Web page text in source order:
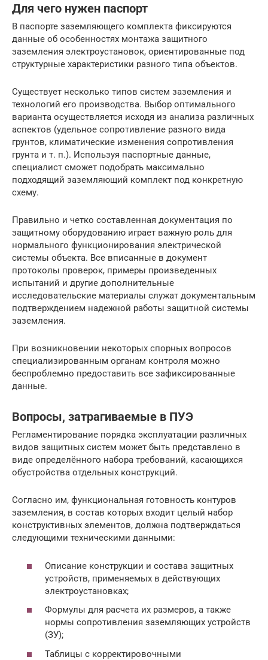
Для чего нужен паспорт
В паспорте заземляющего комплекта фиксируются
данные об особенностях монтажа защитного
заземления электроустановок, ориентированные под
структурные характеристики разного типа объектов.
Существует несколько типов систем заземления и
технологий его производства. Выбор оптимального
варианта осуществляется исходя из анализа различных
аспектов (удельное сопротивление разного вида
грунтов, климатические изменения сопротивления
грунта и т. п.). Используя паспортные данные,
специалист сможет подобрать максимально
подходящий заземляющий комплект под конкретную
схему.
Правильно и четко составленная документация по
защитному оборудованию играет важную роль для
нормального функционирования электрической
системы объекта. Все вписанные в документ
протоколы проверок, примеры произведенных
испытаний и другие дополнительные
исследовательские материалы служат документальным
подтверждением надежной работы защитной системы
заземления.
При возникновении некоторых спорных вопросов
специализированным органам контроля можно
беспроблемно предоставить все зафиксированные
данные.
Вопросы, затрагиваемые в ПУЭ
Регламентирование порядка эксплуатации различных
видов защитных систем может быть представлено в
виде определённого набора требований, касающихся
обустройства отдельных конструкций.
Согласно им, функциональная готовность контуров
заземления, в состав которых входит целый набор
конструктивных элементов, должна подтверждаться
следующими техническими данными:
Описание конструкции и состава защитных
устройств, применяемых в действующих
электроустановках;
Формулы для расчета их размеров, а также
нормы сопротивления заземляющих устройств
(ЗУ);
Таблицы с корректировочными